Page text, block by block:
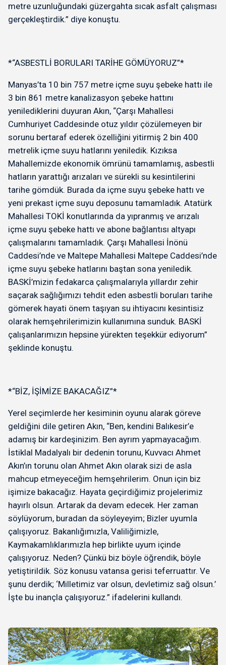
metre uzunluğundaki güzergahta sıcak asfalt çalışması
gerçekleştirdik.” diye konuştu.
*“ASBESTLİ BORULARI TARİHE GÖMÜYORUZ”*
Manyas’ta 10 bin 757 metre içme suyu şebeke hattı ile
3 bin 861 metre kanalizasyon şebeke hattını
yenilediklerini duyuran Akın, “Çarşı Mahallesi
Cumhuriyet Caddesinde otuz yıldır çözülemeyen bir
sorunu bertaraf ederek özelliğini yitirmiş 2 bin 400
metrelik içme suyu hatlarını yeniledik. Kızıksa
Mahallemizde ekonomik ömrünü tamamlamış, asbestli
hatların yarattığı arızaları ve sürekli su kesintilerini
tarihe gömdük. Burada da içme suyu şebeke hattı ve
yeni prekast içme suyu deposunu tamamladık. Atatürk
Mahallesi TOKİ konutlarında da yıpranmış ve arızalı
içme suyu şebeke hattı ve abone bağlantısı altyapı
çalışmalarını tamamladık. Çarşı Mahallesi İnönü
Caddesi’nde ve Maltepe Mahallesi Maltepe Caddesi’nde
içme suyu şebeke hatlarını baştan sona yeniledik.
BASKİ’mizin fedakarca çalışmalarıyla yıllardır zehir
saçarak sağlığımızı tehdit eden asbestli boruları tarihe
gömerek hayati önem taşıyan su ihtiyacını kesintisiz
olarak hemşehrilerimizin kullanımına sunduk. BASKİ
çalışanlarımızın hepsine yürekten teşekkür ediyorum”
şeklinde konuştu.
*“BİZ, İŞİMİZE BAKACAĞIZ”*
Yerel seçimlerde her kesiminin oyunu alarak göreve
geldiğini dile getiren Akın, “Ben, kendini Balıkesir’e
adamış bir kardeşinizim. Ben ayrım yapmayacağım.
İstiklal Madalyalı bir dedenin torunu, Kuvvacı Ahmet
Akın’ın torunu olan Ahmet Akın olarak sizi de asla
mahcup etmeyeceğim hemşehrilerim. Onun için biz
işimize bakacağız. Hayata geçirdiğimiz projelerimiz
hayırlı olsun. Artarak da devam edecek. Her zaman
söylüyorum, buradan da söyleyeyim; Bizler uyumla
çalışıyoruz. Bakanlığımızla, Valiliğimizle,
Kaymakamlıklarımızla hep birlikte uyum içinde
çalışıyoruz. Neden? Çünkü biz böyle öğrendik, böyle
yetiştirildik. Söz konusu vatansa gerisi teferruattır. Ve
şunu derdik; ‘Milletimiz var olsun, devletimiz sağ olsun.’
İşte bu inançla çalışıyoruz.” ifadelerini kullandı.